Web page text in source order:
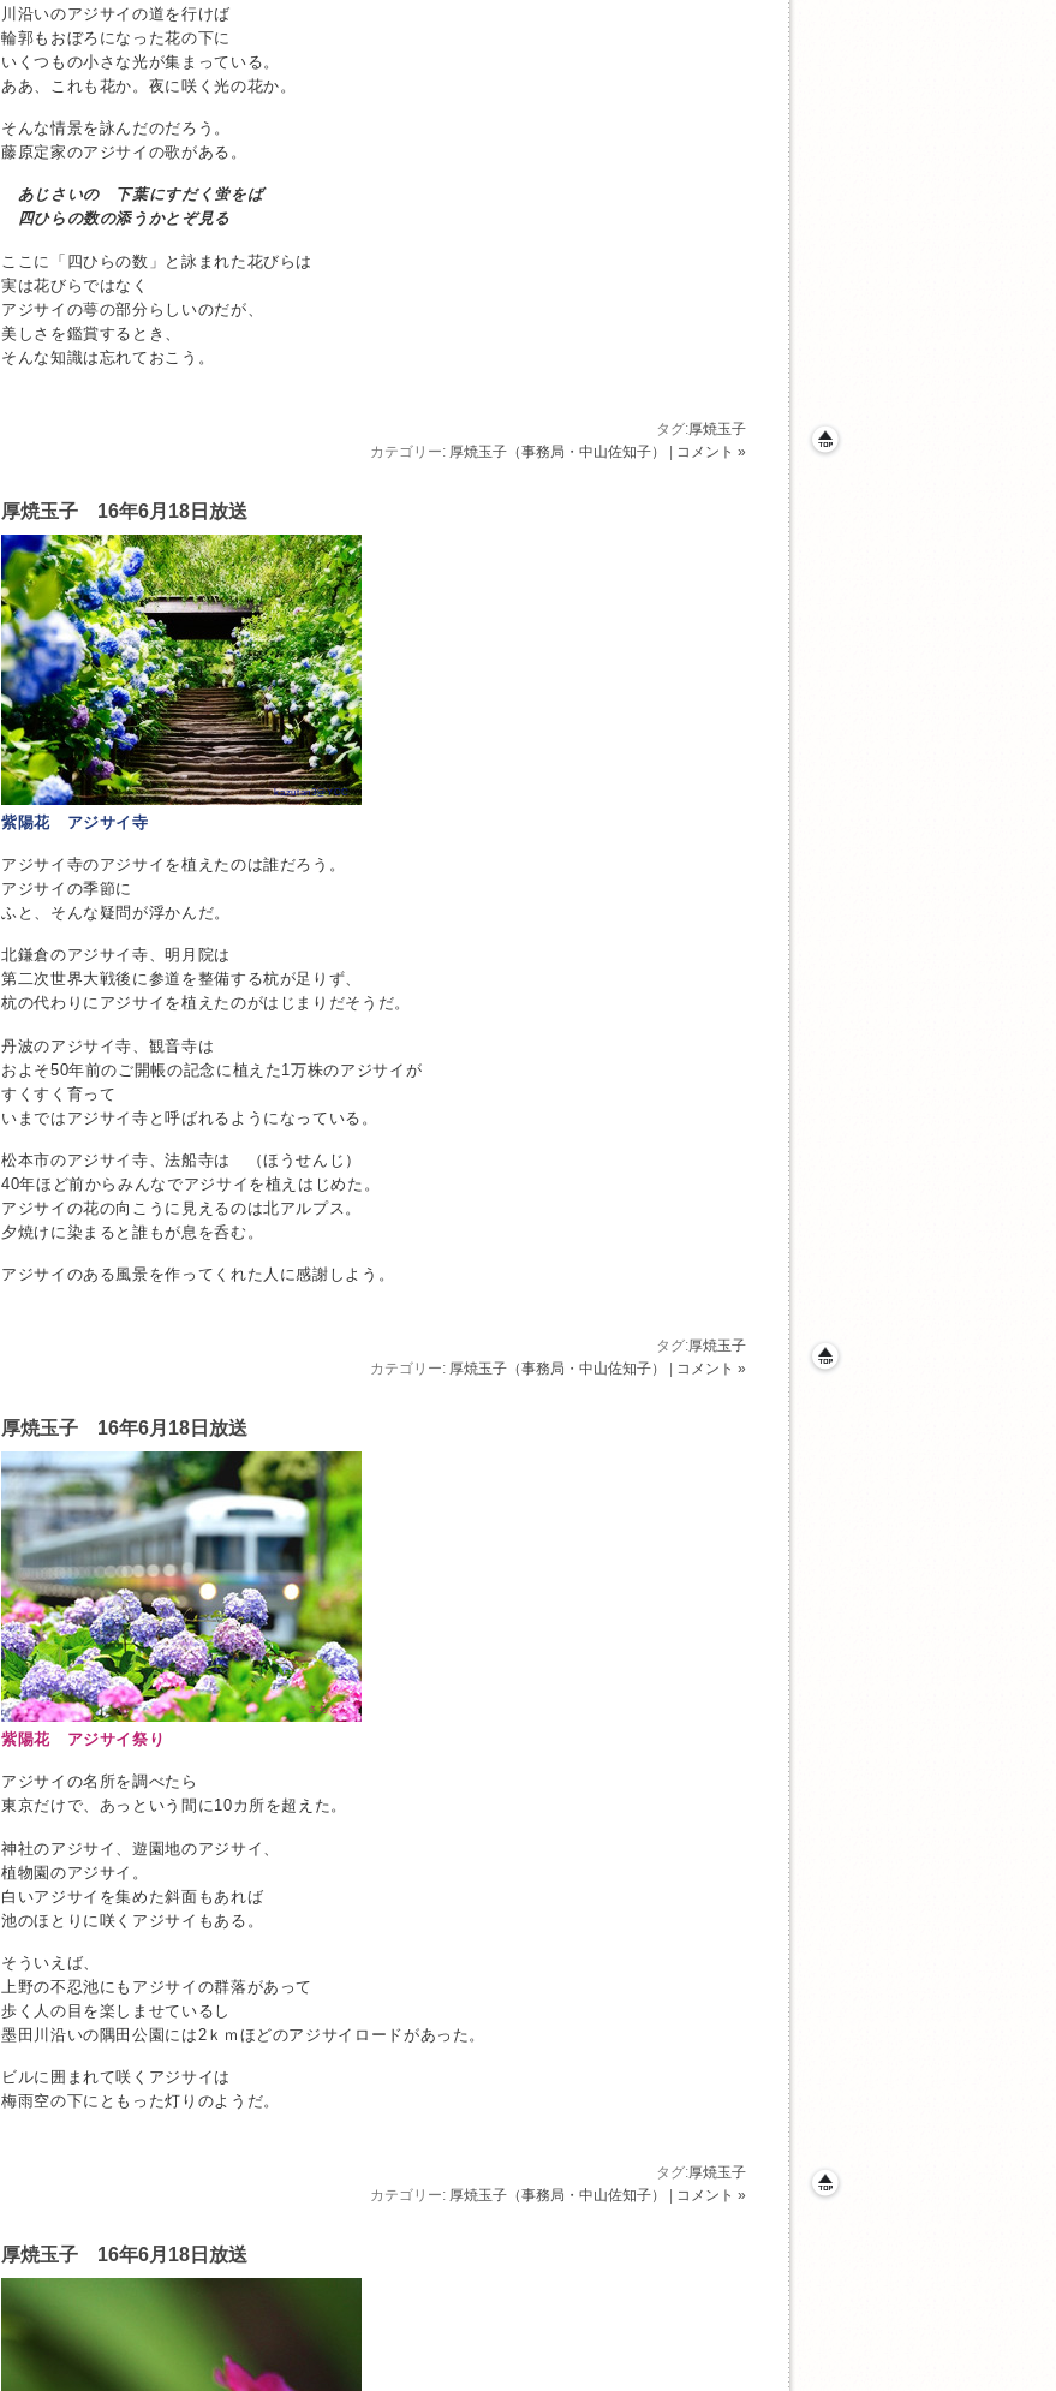
川沿いのアジサイの道を行けば
輪郭もおぼろになった花の下に
いくつもの小さな光が集まっている。
ああ、これも花か。夜に咲く光の花か。
そんな情景を詠んだのだろう。
藤原定家のアジサイの歌がある。
あじさいの 下葉にすだく蛍をば
四ひらの数の添うかとぞ見る
ここに「四ひらの数」と詠まれた花びらは
実は花びらではなく
アジサイの萼の部分らしいのだが、
美しさを鑑賞するとき、
そんな知識は忘れておこう。
タグ:厚焼玉子
カテゴリー: 厚焼玉子（事務局・中山佐知子） | コメント »
厚焼玉子 16年6月18日放送
kazutan3@YCC
紫陽花 アジサイ寺
アジサイ寺のアジサイを植えたのは誰だろう。
アジサイの季節に
ふと、そんな疑問が浮かんだ。
北鎌倉のアジサイ寺、明月院は
第二次世界大戦後に参道を整備する杭が足りず、
杭の代わりにアジサイを植えたのがはじまりだそうだ。
丹波のアジサイ寺、観音寺は
およそ50年前のご開帳の記念に植えた1万株のアジサイが
すくすく育って
いまではアジサイ寺と呼ばれるようになっている。
松本市のアジサイ寺、法船寺は （ほうせんじ）
40年ほど前からみんなでアジサイを植えはじめた。
アジサイの花の向こうに見えるのは北アルプス。
夕焼けに染まると誰もが息を呑む。
アジサイのある風景を作ってくれた人に感謝しよう。
タグ:厚焼玉子
カテゴリー: 厚焼玉子（事務局・中山佐知子） コメント »
厚焼玉子 16年6月18日放送
さちどん
紫陽花 アジサイ祭り
アジサイの名所を調べたら
東京だけで、あっという間に10カ所を超えた。
神社のアジサイ、遊園地のアジサイ、
植物園のアジサイ。
白いアジサイを集めた斜面もあれば
池のほとりに咲くアジサイもある。
そういえば、
上野の不忍池にもアジサイの群落があって
歩く人の目を楽しませているし
墨田川沿いの隅田公園には2ｋｍほどのアジサイロードがあった。
ビルに囲まれて咲くアジサイは
梅雨空の下にともった灯りのようだ。
タグ:厚焼玉子
カテゴリー: 厚焼玉子（事務局・中山佐知子） コメント »
厚焼玉子 16年6月18日放送